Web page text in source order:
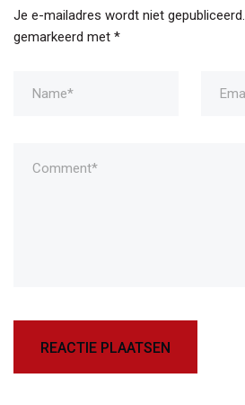
Je e-mailadres wordt niet gepubliceerd.
gemarkeerd met *